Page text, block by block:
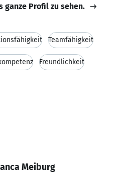
ganze Profil zu sehen.
Teamfähigkeit
Freundlichkeit
Meiburg